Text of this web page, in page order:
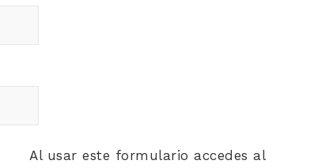
Al usar este formulario accedes al